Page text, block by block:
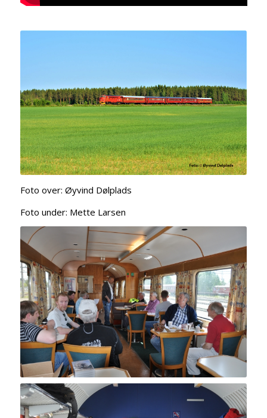
Foto over: Øyvind Dølplads
Foto under: Mette Larsen